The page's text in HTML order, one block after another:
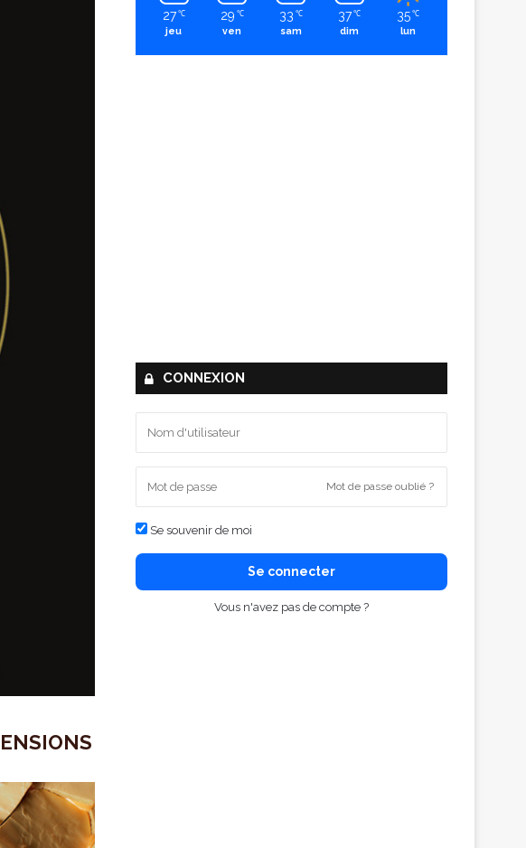
27 ℃
jeu
29 ℃
ven
33 ℃
sam
37 ℃
dim
35 ℃
lun
CONNEXION
Mot de passe oublié ?
Se souvenir de moi
Se connecter
Vous n'avez pas de compte ?